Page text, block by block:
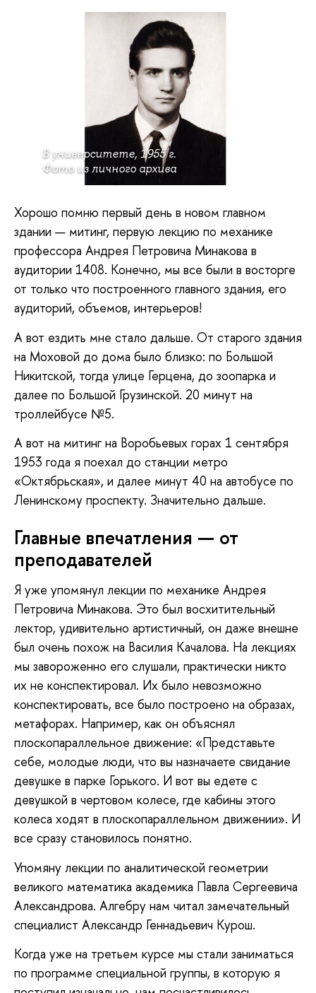
В университете, 1955 г.
Фото из личного архива
Хорошо помню первый день в новом главном
здании — митинг, первую лекцию по механике
профессора Андрея Петровича Минакова в
аудитории 1408. Конечно, мы все были в восторге
от только что построенного главного здания, его
аудиторий, объемов, интерьеров!
А вот ездить мне стало дальше. От старого здания
на Моховой до дома было близко: по Большой
Никитской, тогда улице Герцена, до зоопарка и
далее по Большой Грузинской. 20 минут на
троллейбусе №5.
А вот на митинг на Воробьевых горах 1 сентября
1953 года я поехал до станции метро
«Октябрьская», и далее минут 40 на автобусе по
Ленинскому проспекту. Значительно дальше.
Главные впечатления — от
преподавателей
Я уже упомянул лекции по механике Андрея
Петровича Минакова. Это был восхитительный
лектор, удивительно артистичный, он даже внешне
был очень похож на Василия Качалова. На лекциях
мы завороженно его слушали, практически никто
их не конспектировал. Их было невозможно
конспектировать, все было построено на образах,
метафорах. Например, как он объяснял
плоскопараллельное движение: «Представьте
себе, молодые люди, что вы назначаете свидание
девушке в парке Горького. И вот вы едете с
девушкой в чертовом колесе, где кабины этого
колеса ходят в плоскопараллельном движении». И
все сразу становилось понятно.
Упомяну лекции по аналитической геометрии
великого математика академика Павла Сергеевича
Александрова. Алгебру нам читал замечательный
специалист Александр Геннадьевич Курош.
Когда уже на третьем курсе мы стали заниматься
по программе специальной группы, в которую я